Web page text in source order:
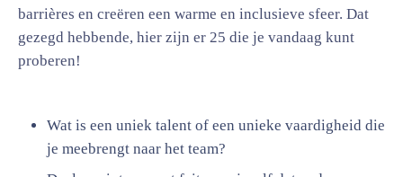
barrières en creëren een warme en inclusieve sfeer. Dat
gezegd hebbende, hier zijn er 25 die je vandaag kunt
proberen!
Wat is een uniek talent of een unieke vaardigheid die
je meebrengt naar het team?